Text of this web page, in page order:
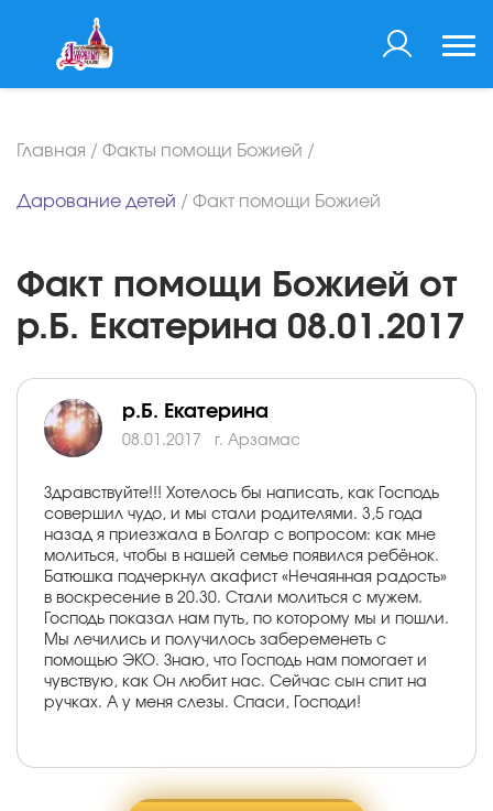
Главная / Факты помощи Божией /
Дарование детей / Факт помощи Божией
Факт помощи Божией от
р.Б. Екатерина 08.01.2017
р.Б. Екатерина
08.01.2017 г. Арзамас
Здравствуйте!!! Хотелось бы написать, как Господь
совершил чудо, и мы стали родителями. 3,5 года
назад я приезжала в Болгар с вопросом: как мне
молиться, чтобы в нашей семье появился ребёнок.
Батюшка подчеркнул акафист «Нечаянная радость»
в воскресение в 20.30. Стали молиться с мужем.
Господь показал нам путь, по которому мы и пошли.
Мы лечились и получилось забеременеть с
помощью ЭКО. Знаю, что Господь нам помогает и
чувствую, как Он любит нас. Сейчас сын спит на
ручках. А у меня слезы. Спаси, Господи!